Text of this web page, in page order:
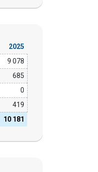
2025
10 181
9 078
685
0
419